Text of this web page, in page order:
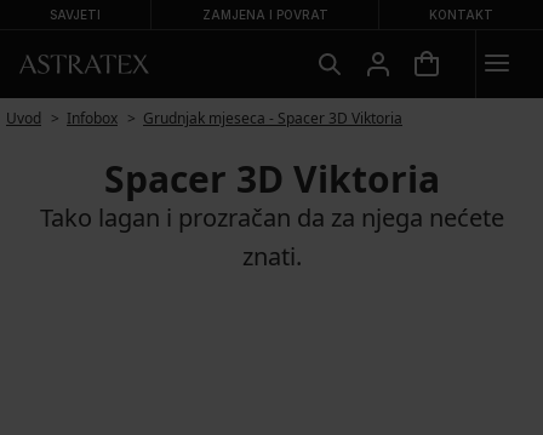
SAVJETI ZAMJENA I POVRAT KONTAKT
Uvod Infobox Grudnjak mjeseca - Spacer 3D Viktoria
Spacer 3D Viktoria
Tako lagan i prozračan da za njega nećete
znati.